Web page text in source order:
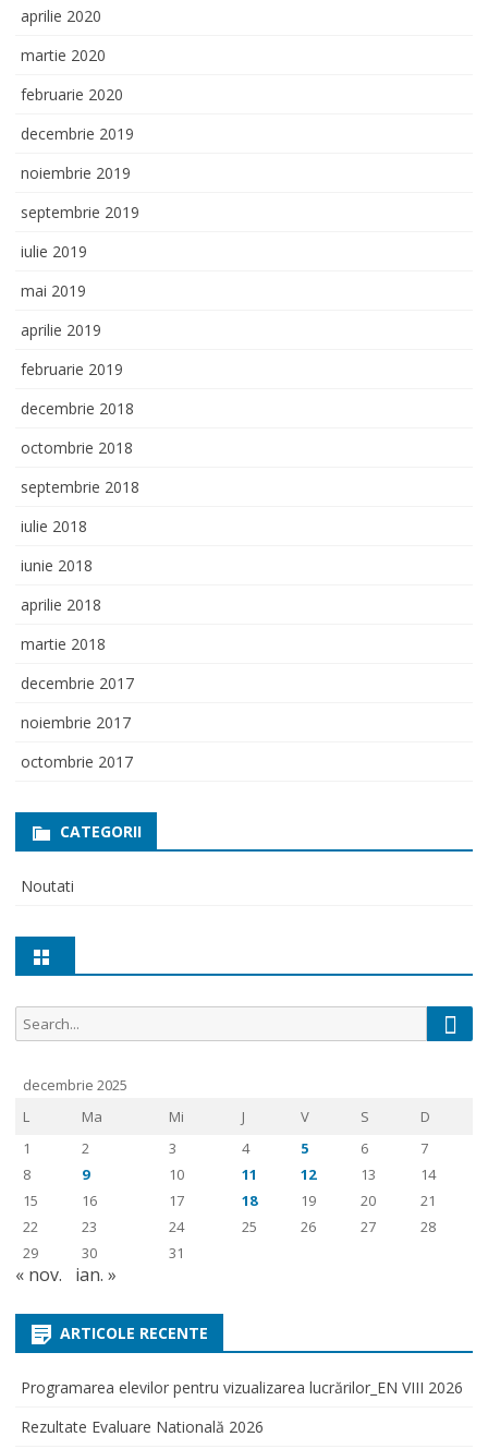
aprilie 2020
martie 2020
februarie 2020
decembrie 2019
noiembrie 2019
septembrie 2019
iulie 2019
mai 2019
aprilie 2019
februarie 2019
decembrie 2018
octombrie 2018
septembrie 2018
iulie 2018
iunie 2018
aprilie 2018
martie 2018
decembrie 2017
noiembrie 2017
octombrie 2017
CATEGORII
Noutati
Search
for:
decembrie 2025
L
Ma Mi J V S
D
1
2 3 4 5 6
7
8
9 10 11 12 13
14
15
16 17 18 19 20
21
22
23 24 25 26 27
28
29
30 31
« nov. ian. »
ARTICOLE RECENTE
Programarea elevilor pentru vizualizarea lucrărilor_EN VIII 2026
Rezultate Evaluare Natională 2026